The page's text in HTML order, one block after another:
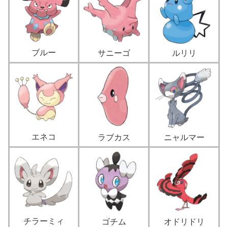
ブルー サニーゴ ルリリ
エネコ ラブカス ニャルマー
チラーミィ ゴチム オドリドリ